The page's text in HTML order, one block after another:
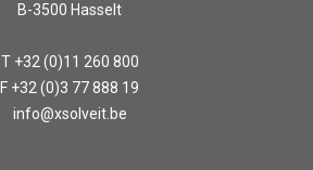
B-3500 Hasselt
T +32 (0)11 260 800
F +32 (0)3 77 888 19
info@xsolveit.be